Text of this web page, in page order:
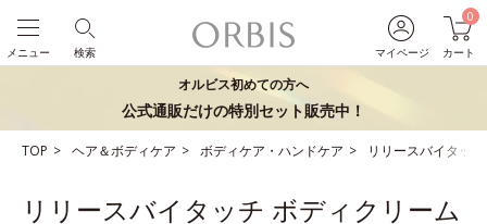
マイページ
0
カート
検索
メニュー
オルビス初めての方へ
公式通販だけの特別セット販売中！
TOP ヘア＆ボディケア ボディケア・ハンドケア リリースバイタッ
リリースバイタッチ ボディクリーム